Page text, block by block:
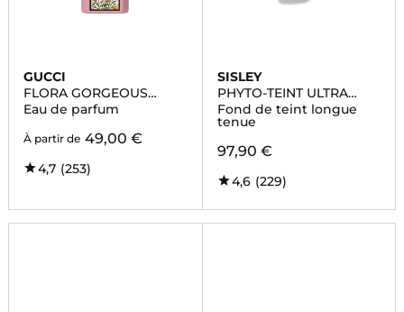
GUCCI
FLORA GORGEOUS
GARDENIA
Eau de parfum
À partir de 49,00 €
4,7 (253)
SISLEY
PHYTO-TEINT ULTRA
ÉCLAT
Fond de teint longue
tenue
97,90 €
4,6 (229)